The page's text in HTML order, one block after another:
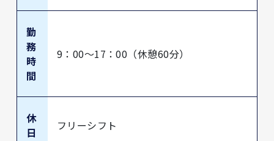
勤
務
時
間
9：00～17：00（休憩60分）
休
日
フリーシフト